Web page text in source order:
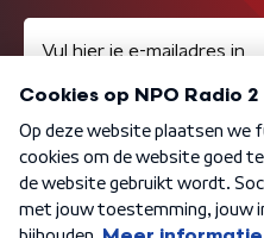
Algemene voorwaarden